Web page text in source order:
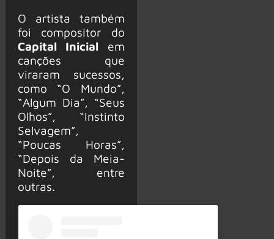
O artista também
foi compositor do
Capital Inicial em
canções que
viraram sucessos,
como “O Mundo”,
“Algum Dia”, “Seus
Olhos”, “Instinto
Selvagem”,
“Poucas Horas”,
“Depois da Meia-
Noite”, entre
outras.